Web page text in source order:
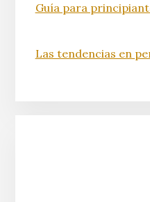
Guía para
Las tendencias en